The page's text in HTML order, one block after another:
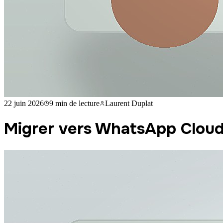
22 juin 2026 9 min de lecture Laurent Duplat
Migrer vers WhatsApp